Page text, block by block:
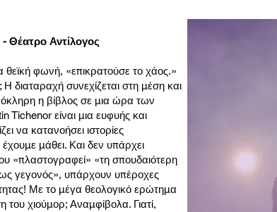
Θέατρο Αντίλογος
φωνή, «επικρατούσε το χάος.»
διαταραχή συνεχίζεται στη μέση και
η βίβλος σε μια ώρα των
Tichenor είναι μια ευφυής και
να κατανοήσει ιστορίες
μάθει. Και δεν υπάρχει
«πλαστογραφεί» «τη σπουδαιότερη
ως γεγονός», υπάρχουν υπέροχες
Με το μέγα θεολογικό ερώτημα
χιούμορ; Αναμφίβολα. Γιατί,